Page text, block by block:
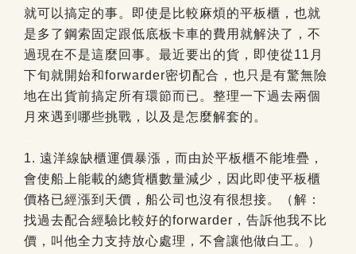
就可以搞定的事。即使是比較麻煩的平板櫃，也就
是多了鋼索固定跟低底板卡車的費用就解決了，不
過現在不是這麼回事。最近要出的貨，即使從11月
下旬就開始和forwarder密切配合，也只是有驚無險
地在出貨前搞定所有環節而已。整理一下過去兩個
月來遇到哪些挑戰，以及是怎麼解套的。
1. 遠洋線缺櫃運價暴漲，而由於平板櫃不能堆疊，
會使船上能載的總貨櫃數量減少，因此即使平板櫃
價格已經漲到天價，船公司也沒有很想接。（解：
找過去配合經驗比較好的forwarder，告訴他我不比
價，叫他全力支持放心處理，不會讓他做白工。）